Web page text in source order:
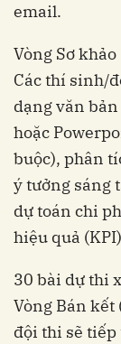
email.
Vòng Sơ
Các thí sinh/
dạng văn
hoặc
buộc), phân
ý tưởng sáng
dự toán chi
hiệu quả
30 bài dự thi
Vòng Bán
đội thi sẽ